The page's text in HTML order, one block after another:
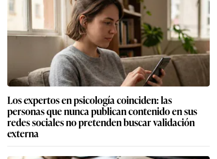
Los expertos en psicología coinciden: las
personas que nunca publican contenido en sus
redes sociales no pretenden buscar validación
externa